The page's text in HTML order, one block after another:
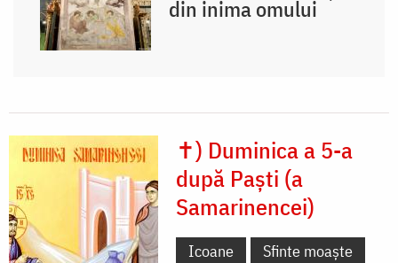
din inima omului
✝) Duminica a 5-a
după Paști (a
Samarinencei)
Icoane
Sfinte moaște